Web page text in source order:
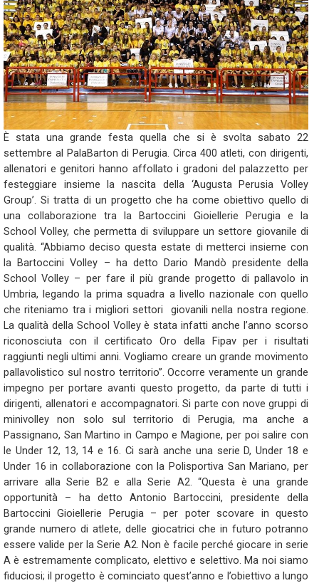
È stata una grande festa quella che si è svolta sabato 22
settembre al PalaBarton di Perugia. Circa 400 atleti, con dirigenti,
allenatori e genitori hanno affollato i gradoni del palazzetto per
festeggiare insieme la nascita della ‘Augusta Perusia Volley
Group’. Si tratta di un progetto che ha come obiettivo quello di
una collaborazione tra la Bartoccini Gioiellerie Perugia e la
School Volley, che permetta di sviluppare un settore giovanile di
qualità. “Abbiamo deciso questa estate di metterci insieme con
la Bartoccini Volley – ha detto Dario Mandò presidente della
School Volley – per fare il più grande progetto di pallavolo in
Umbria, legando la prima squadra a livello nazionale con quello
che riteniamo tra i migliori settori giovanili nella nostra regione.
La qualità della School Volley è stata infatti anche l’anno scorso
riconosciuta con il certificato Oro della Fipav per i risultati
raggiunti negli ultimi anni. Vogliamo creare un grande movimento
pallavolistico sul nostro territorio”. Occorre veramente un grande
impegno per portare avanti questo progetto, da parte di tutti i
dirigenti, allenatori e accompagnatori. Si parte con nove gruppi di
minivolley non solo sul territorio di Perugia, ma anche a
Passignano, San Martino in Campo e Magione, per poi salire con
le Under 12, 13, 14 e 16. Ci sarà anche una serie D, Under 18 e
Under 16 in collaborazione con la Polisportiva San Mariano, per
arrivare alla Serie B2 e alla Serie A2. “Questa è una grande
opportunità – ha detto Antonio Bartoccini, presidente della
Bartoccini Gioiellerie Perugia – per poter scovare in questo
grande numero di atlete, delle giocatrici che in futuro potranno
essere valide per la Serie A2. Non è facile perché giocare in serie
A è estremamente complicato, elettivo e selettivo. Ma noi siamo
fiduciosi; il progetto è cominciato quest’anno e l’obiettivo a lungo